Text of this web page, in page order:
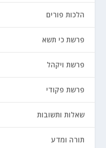
הלכות פורים
פרשת כי תשא
פרשת ויקהל
פרשת פקודי
שאלות ותשובות
תורה ומדע